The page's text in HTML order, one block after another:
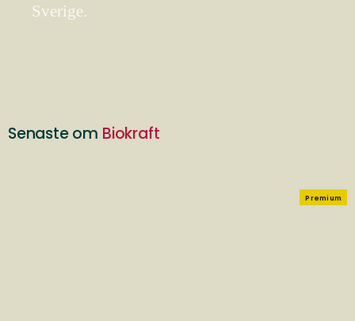
Sverige.
Senaste om Biokraft
Premium